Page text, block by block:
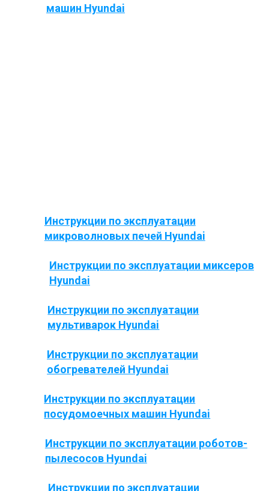
машин Hyundai
Инструкции по эксплуатации
микроволновых печей Hyundai
Инструкции по эксплуатации миксеров
Hyundai
Инструкции по эксплуатации
мультиварок Hyundai
Инструкции по эксплуатации
обогревателей Hyundai
Инструкции по эксплуатации
посудомоечных машин Hyundai
Инструкции по эксплуатации роботов-
пылесосов Hyundai
Инструкции по эксплуатации